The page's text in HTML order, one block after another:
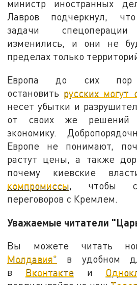
министр иностранных
Лавров подчеркнул, что
задачи
изменились, и они не
пределах только
Европа до сих пор
остановить русских могут
несет убытки и
от своих же решений
экономику.
Европе не понимают,
растут цены, а также
почему киевские
компромиссы, чтобы
переговоров с Кремлем.
Уважаемые читатели
Вы можете читать
Молдавия" в удобном
в Вконтактеи